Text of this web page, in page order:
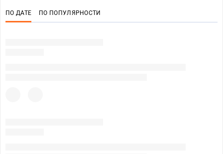
ПО ДАТЕ ПО ПОПУЛЯРНОСТИ